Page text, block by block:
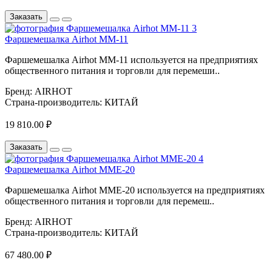
Заказать
Фаршемешалка Airhot MM-11
Фаршемешалка Airhot MM-11 используется на предприятиях
общественного питания и торговли для перемеши..
Бренд: AIRHOT
Страна-производитель: КИТАЙ
19 810.00 ₽
Заказать
Фаршeмешалка Airhot MME-20
Фаршемешалка Airhot MMЕ-20 используется на предприятиях
общественного питания и торговли для перемеш..
Бренд: AIRHOT
Страна-производитель: КИТАЙ
67 480.00 ₽